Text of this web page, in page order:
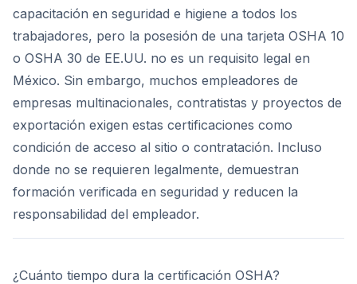
capacitación en seguridad e higiene a todos los
trabajadores, pero la posesión de una tarjeta OSHA 10
o OSHA 30 de EE.UU. no es un requisito legal en
México. Sin embargo, muchos empleadores de
empresas multinacionales, contratistas y proyectos de
exportación exigen estas certificaciones como
condición de acceso al sitio o contratación. Incluso
donde no se requieren legalmente, demuestran
formación verificada en seguridad y reducen la
responsabilidad del empleador.
¿Cuánto tiempo dura la certificación OSHA?